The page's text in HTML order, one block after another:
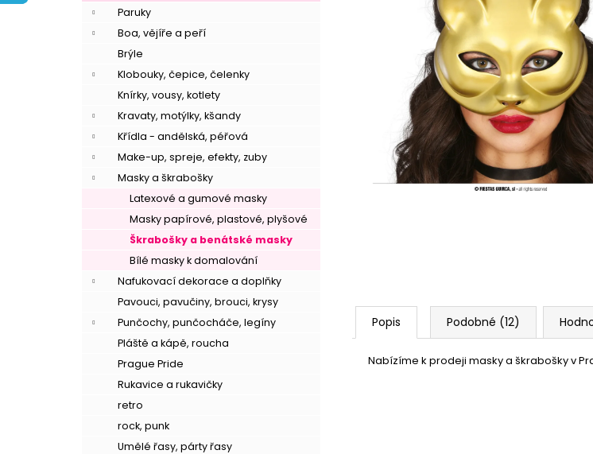
Paruky
Boa, vějíře a peří
Brýle
Klobouky, čepice, čelenky
Knírky, vousy, kotlety
Kravaty, motýlky, kšandy
Křídla - andělská, péřová
Make-up, spreje, efekty, zuby
Masky a škrabošky
Latexové a gumové masky
Masky papírové, plastové, plyšové
Škrabošky a benátské masky
Bílé masky k domalování
Nafukovací dekorace a doplňky
Pavouci, pavučiny, brouci, krysy
Punčochy, punčocháče, legíny
Pláště a kápě, roucha
Prague Pride
Rukavice a rukavičky
retro
rock, punk
Umělé řasy, párty řasy
Popis Podobné (12)
Nabízíme k prodeji masky a škrabošky v